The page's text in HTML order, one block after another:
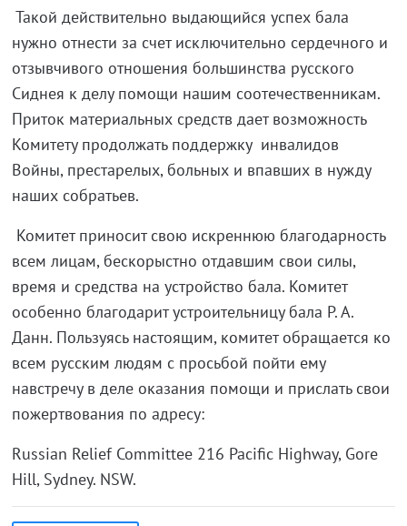
Такой действительно выдающийся успех бала
нужно отнести за счет исключительно сердечного и
отзывчивого отношения большинства русского
Сиднея к делу помощи нашим соотечественникам.
Приток материальных средств дает возможность
Комитету продолжать поддержку инвалидов
Войны, престарелых, больных и впавших в нужду
наших собратьев.
Комитет приносит свою искреннюю благодарность
всем лицам, бескорыстно отдавшим свои силы,
время и средства на устройство бала. Комитет
особенно благодарит устроительницу бала Р. А.
Данн. Пользуясь настоящим, комитет обращается ко
всем русским людям с просьбой пойти ему
навстречу в деле оказания помощи и прислать свои
пожертвования по адресу:
Russian Relief Committee 216 Pacific Highway, Gore
Hill, Sydney. NSW.